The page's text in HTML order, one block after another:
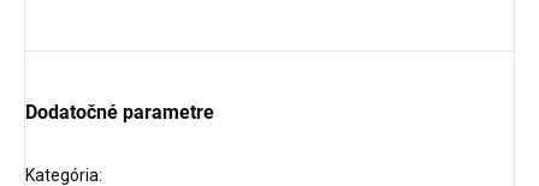
Dodatočné parametre
Kategória: